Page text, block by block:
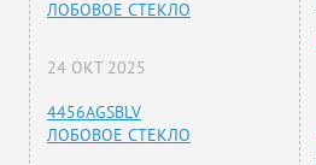
ЛОБОВОЕ СТЕКЛО
24 ОКТ 2025
4456AGSBLV
ЛОБОВОЕ СТЕКЛО